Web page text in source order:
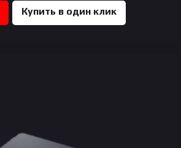
Купить в один клик